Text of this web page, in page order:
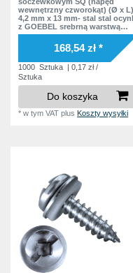
wewnętrzny czworokąt) (Ø x L)
4,2 mm x 13 mm- stal stal
z GOEBEL srebrną warstwą
soczewkowy nacięcie /
czworokąt wewnątrz Podkładka
bez podkładki168,54 zł *
1000 Sztuka | 0,17 zł /
Sztuka
Do koszyka
*w tym VAT plusKoszty wysyłki